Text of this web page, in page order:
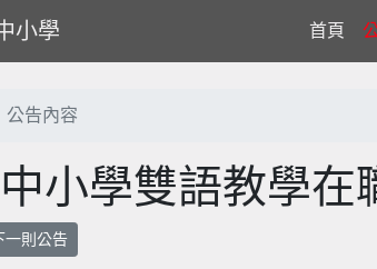
小學 首頁
公告內容
小學雙語教學在
一則公告